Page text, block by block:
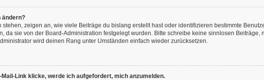
ändern?
zeigen an, wie viele Beiträge du bislang erstellt hast oder identifizieren bestimmte
da sie von der Board-Administration festgelegt wurden. Bitte schreibe keine sinnlosen
wird deinen Rang unter Umständen einfach wieder zurücksetzen.
Link klicke, werde ich aufgefordert, mich anzumelden.